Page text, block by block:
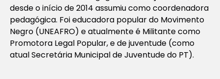
desde o início de 2014 assumiu como coordenadora
pedagógica. Foi educadora popular do Movimento
Negro (UNEAFRO) e atualmente é Militante como
Promotora Legal Popular, e de juventude (como
atual Secretária Municipal de Juventude do PT).